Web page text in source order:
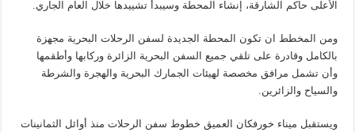
الأعلى حاكم الشارقة، إنشاء المحطة وسيبدأ تشييدها خلال العام الجاري.
ومن المخطط ان تكون المحطة الجديدة لسفن الرحلات البحرية مجهزة
بالكامل وقادرة على تلقي جميع السفن البحرية الزائرة وركابها وأطقمها
وأن تشمل مرافق مخصصة لهيئات الجمارك البحرية والهجرة والشرطة
والسياح والزائرين.
ويستقبل ميناء خورفكان العميق خطوط سفن الرحلات منذ أوائل الثمانينات